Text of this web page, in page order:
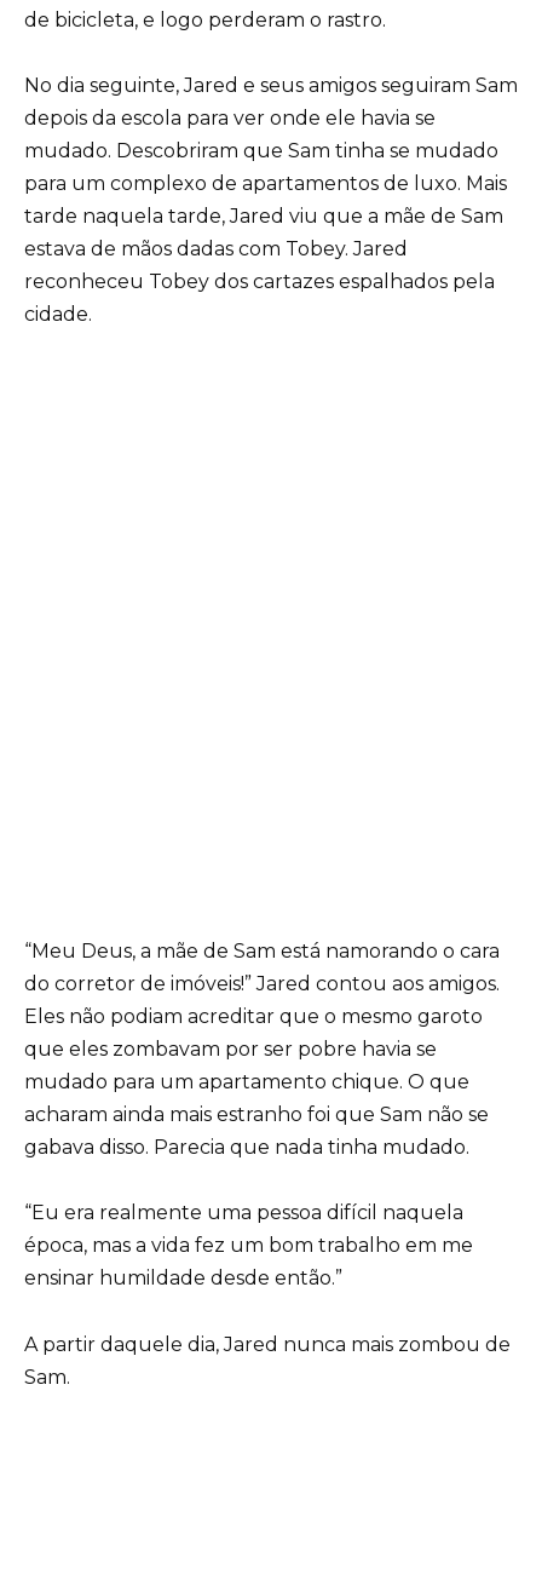
de bicicleta, e logo perderam o rastro.
No dia seguinte, Jared e seus amigos seguiram Sam
depois da escola para ver onde ele havia se
mudado. Descobriram que Sam tinha se mudado
para um complexo de apartamentos de luxo. Mais
tarde naquela tarde, Jared viu que a mãe de Sam
estava de mãos dadas com Tobey. Jared
reconheceu Tobey dos cartazes espalhados pela
cidade.
“Meu Deus, a mãe de Sam está namorando o cara
do corretor de imóveis!” Jared contou aos amigos.
Eles não podiam acreditar que o mesmo garoto
que eles zombavam por ser pobre havia se
mudado para um apartamento chique. O que
acharam ainda mais estranho foi que Sam não se
gabava disso. Parecia que nada tinha mudado.
“Eu era realmente uma pessoa difícil naquela
época, mas a vida fez um bom trabalho em me
ensinar humildade desde então.”
A partir daquele dia, Jared nunca mais zombou de
Sam.